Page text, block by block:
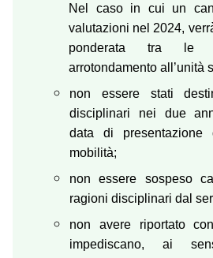
Nel caso in cui un
valutazioni nel 2024,
ponderata tra le
arrotondamento all’unità
non essere stati
disciplinari nei due
data di presentazione
mobilità;
non essere sospeso
ragioni disciplinari dal
non avere riportato
impediscano, ai